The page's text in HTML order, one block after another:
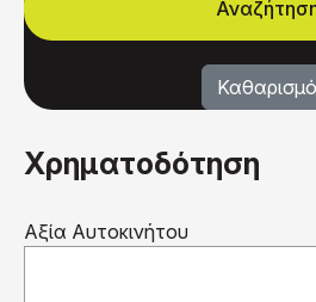
Χρηματοδότηση
Αξία Αυτοκινήτου